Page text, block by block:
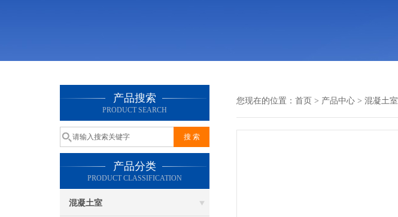
产品搜索
PRODUCT SEARCH
产品分类
PRODUCT CLASSIFICATION
混凝土室
您现在的位置： 首页 > 产品中心 > 混凝土室